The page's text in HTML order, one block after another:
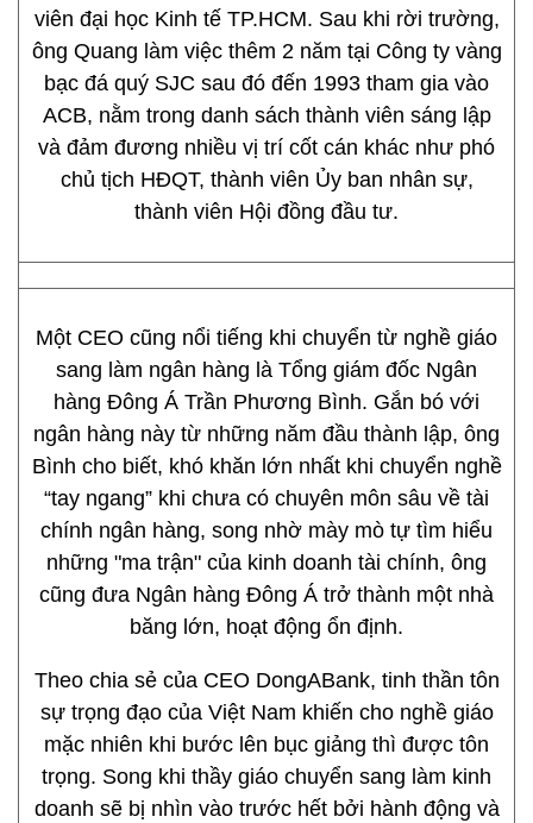
viên đại học Kinh tế TP.HCM. Sau khi rời trường,
ông Quang làm việc thêm 2 năm tại Công ty vàng
bạc đá quý SJC sau đó đến 1993 tham gia vào
ACB, nằm trong danh sách thành viên sáng lập
và đảm đương nhiều vị trí cốt cán khác như phó
chủ tịch HĐQT, thành viên Ủy ban nhân sự,
thành viên Hội đồng đầu tư.
Một CEO cũng nổi tiếng khi chuyển từ nghề giáo
sang làm ngân hàng là Tổng giám đốc Ngân
hàng Đông Á Trần Phương Bình. Gắn bó với
ngân hàng này từ những năm đầu thành lập, ông
Bình cho biết, khó khăn lớn nhất khi chuyển nghề
“tay ngang” khi chưa có chuyên môn sâu về tài
chính ngân hàng, song nhờ mày mò tự tìm hiểu
những "ma trận" của kinh doanh tài chính, ông
cũng đưa Ngân hàng Đông Á trở thành một nhà
băng lớn, hoạt động ổn định.
Theo chia sẻ của CEO DongABank, tinh thần tôn
sự trọng đạo của Việt Nam khiến cho nghề giáo
mặc nhiên khi bước lên bục giảng thì được tôn
trọng. Song khi thầy giáo chuyển sang làm kinh
doanh sẽ bị nhìn vào trước hết bởi hành động và